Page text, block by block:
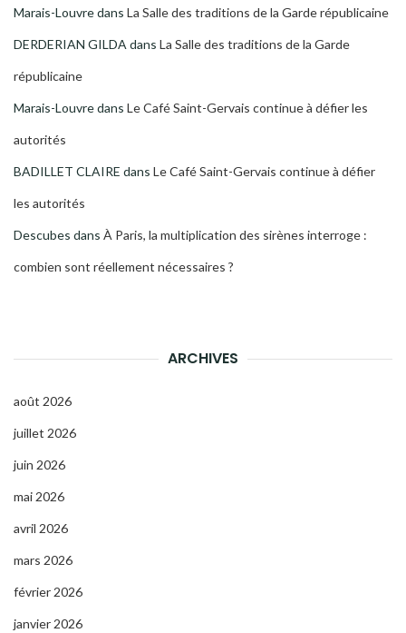
Marais-Louvredans La Salle des traditions de la Garde républicaine
DERDERIAN GILDA dans La Salle des traditions de la Garde
républicaine
Marais-Louvredans Le Café Saint-Gervais continue à défier les
autorités
BADILLET CLAIRE dans Le Café Saint-Gervais continue à défier
les autorités
Descubes dans À Paris, la multiplication des sirènes interroge :
combien sont réellement nécessaires ?
ARCHIVES
août 2026
juillet 2026
juin 2026
mai 2026
avril 2026
mars 2026
février 2026
janvier 2026